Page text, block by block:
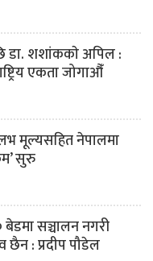
डा. शशांककाे अपिल :
एकता जोगाऔँ
मूल्यसहित नेपालमा
सुरु
सञ्चालन नगरी
छैन : प्रदीप पौडेल